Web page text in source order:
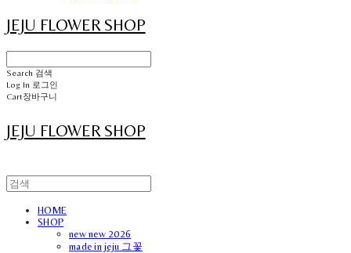
JEJU FLOWER SHOP
Search 검색
Log In 로그인
Cart장바구니
JEJU FLOWER SHOP
HOME
SHOP
new new 2026
made in jeju 그꽃